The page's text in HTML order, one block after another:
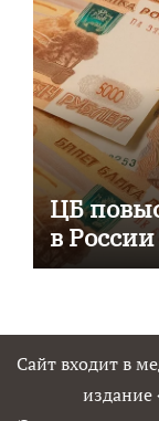
ЦБ
в
Сайт входит в